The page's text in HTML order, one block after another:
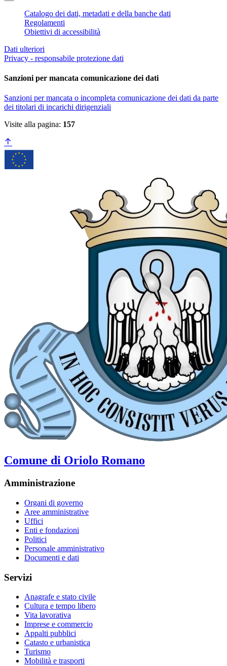
Catalogo dei dati, metadati e della banche dati
Regolamenti
Obiettivi di accessibilità
Dati ulteriori
Privacy - responsabile protezione dati
Sanzioni per mancata comunicazione dei dati
Sanzioni per mancata o incompleta comunicazione dei dati da parte
dei titolari di incarichi dirigenziali
Visite alla pagina: 157
Comune di Oriolo Romano
Amministrazione
Organi di governo
Aree amministrative
Uffici
Enti e fondazioni
Politici
Personale amministrativo
Documenti e dati
Servizi
Anagrafe e stato civile
Cultura e tempo libero
Vita lavorativa
Imprese e commercio
Appalti pubblici
Catasto e urbanistica
Turismo
Mobilità e trasporti